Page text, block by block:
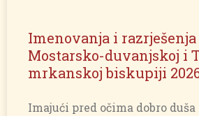
Imenovanja i razrješenja
Mostarsko-duvanjskoj i
mrkanskoj biskupiji
Imajući pred očima dobro